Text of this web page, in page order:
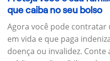
que caiba no seu bolso
Agora você pode contratar
em vida e que paga
doença ou invalidez. Conte